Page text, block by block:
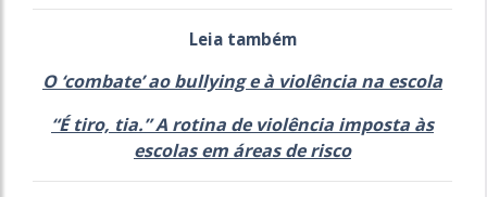
Leia também
O ‘combate’ ao bullying e à violência na escola
“É tiro, tia.” A rotina de violência imposta às
escolas em áreas de risco